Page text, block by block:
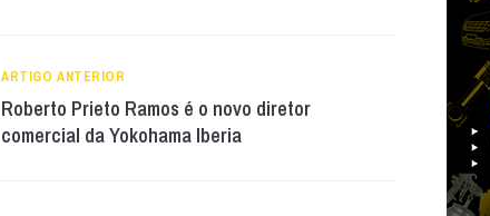
ARTIGO ANTERIOR
Roberto Prieto Ramos é o novo diretor
comercial da Yokohama Iberia